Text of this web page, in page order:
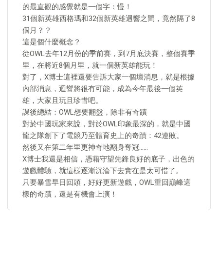
的最直觀的感覺就是一個字：慢！
31個新英雄西格瑪和32個新英雄迴響之間，竟然隔了8
個月？？
這是個什麼概念？
從OWL去年12月份的季前賽，到7月底決賽，整個賽季
里，在將近8個月里，就一個新英雄能玩！
對了，X博士這裡還要告訴大家一個壞消息，就是根據
內部消息，迴響將很有可能，成為今年最後一個英
雄，大家且玩且珍惜吧。
課後總結：OWL想要翻盤，除非有奇蹟
對於中國玩家來說，對於OWL印象最深的，就是中國
龍之隊創下了電競乃至體育史上的奇蹟：42連敗。
然後又在第二年里更神奇地翻身奪冠……
X博士我還是相信，憑藉守望先鋒良好的底子，出色的
遊戲體驗，就這樣逐漸沉淪下去實在是太可惜了。
只要暴雪早日回頭，好好更新遊戲，OWL重回巔峰這
樣的奇蹟，還是有機會上演！